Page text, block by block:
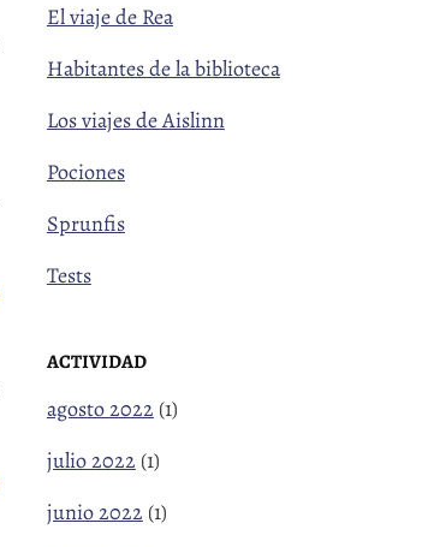
El viaje de Rea
Habitantes de la biblioteca
Los viajes de Aislinn
Pociones
Sprunfis
Tests
ACTIVIDAD
agosto 2022 (1)
julio 2022 (1)
junio 2022 (1)